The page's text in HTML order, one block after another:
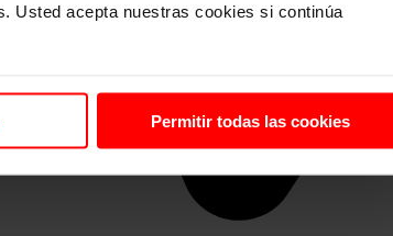
Usted acepta nuestras cookies si continúa
Permitir todas las cookies